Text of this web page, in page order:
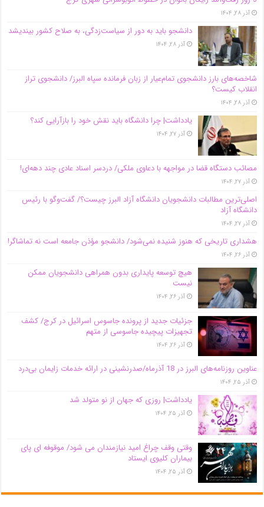
آذر ۲۸, ۱۴۰۴
دانشجو باید به دور از سیاست‌زدگی، به صلاح کشور بیندیشد
آذر ۲۸, ۱۴۰۴
شاخصه‌های بارز دانشجوی تمام‌عیار از زبان فرمانده سپاه البرز/ دانشجوی تراز
انقلاب کیست؟
آذر ۲۸, ۱۴۰۴
یادداشت| چرا دانشگاه باید نقش خود را بازآرایی کند؟
آذر ۲۷, ۱۴۰۴
مصائب دستگاه قضا در مواجهه با دعاوی ملکی/ دردسر اسناد عادی چند‌ دهه‌ای!
آذر ۲۷, ۱۴۰۴
اصلی‌ترین مطالبات دانشجویان دانشگاه آزاد البرز چیست؟/ گفت‌وگو با رئیس
دانشگاه آز‌اد
آذر ۲۷, ۱۴۰۴
هشداری تاریخی که هنوز شنیده نمی‌شود/ دانشجو مؤذن جامعه است نه تماشاگر!
آذر ۲۶, ۱۴۰۴
هیچ توسعه پایداری بدون همراهی دانشجویان ممکن
نیست
آذر ۲۶, ۱۴۰۴
جزئیات جدید از پرونده جاسوس اسرائیل در کرج/‌ کشف
تجهیزات پیچیده جاسوسی از متهم
آذر ۲۶, ۱۴۰۴
عناوین روزنامه‌های البرز در ‌18 آذرماه/صدرنشینی در ارائه خدمات زایمان بی‌درد
آذر ۲۵, ۱۴۰۴
یادداشت| روزی که جهان از نو متولد شد
آذر ۲۵, ۱۴۰۴
وقتی وقف چراغ امید نیازمندان می شود/ موقوفه ای پای
بیماران کلیوی ایستاد
آذر ۲۵, ۱۴۰۴